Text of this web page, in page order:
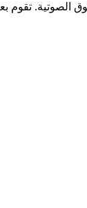
الصوتية. تقوم